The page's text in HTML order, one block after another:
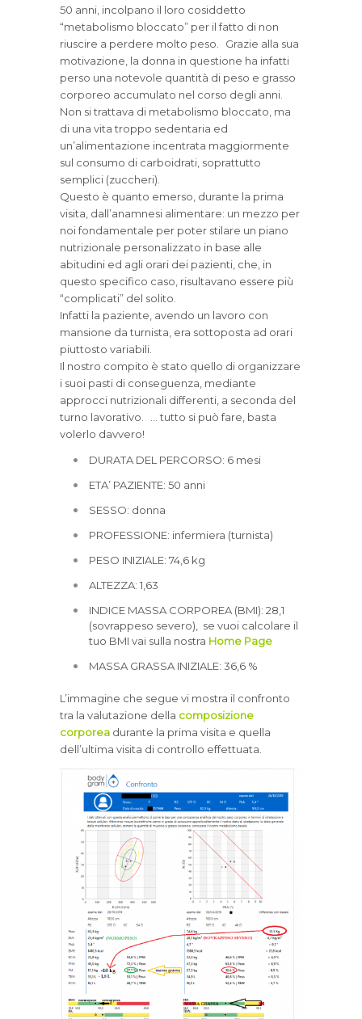
50 anni, incolpano il loro cosiddetto
“metabolismo bloccato” per il fatto di non
riuscire a perdere molto peso. Grazie alla sua
motivazione, la donna in questione ha infatti
perso una notevole quantità di peso e grasso
corporeo accumulato nel corso degli anni.
Non si trattava di metabolismo bloccato, ma
di una vita troppo sedentaria ed
un’alimentazione incentrata maggiormente
sul consumo di carboidrati, soprattutto
semplici (zuccheri).
Questo è quanto emerso, durante la prima
visita, dall’anamnesi alimentare: un mezzo per
noi fondamentale per poter stilare un piano
nutrizionale personalizzato in base alle
abitudini ed agli orari dei pazienti, che, in
questo specifico caso, risultavano essere più
“complicati” del solito.
Infatti la paziente, avendo un lavoro con
mansione da turnista, era sottoposta ad orari
piuttosto variabili.
Il nostro compito è stato quello di organizzare
i suoi pasti di conseguenza, mediante
approcci nutrizionali differenti, a seconda del
turno lavorativo. … tutto si può fare, basta
volerlo davvero!
DURATA DEL PERCORSO: 6 mesi
ETA’ PAZIENTE: 50 anni
SESSO: donna
PROFESSIONE: infermiera (turnista)
PESO INIZIALE: 74,6 kg
ALTEZZA: 1,63
INDICE MASSA CORPOREA (BMI): 28,1
(sovrappeso severo), se vuoi calcolare il
tuo BMI vai sulla nostra Home Page
MASSA GRASSA INIZIALE: 36,6 %
L’immagine che segue vi mostra il confronto
tra la valutazione della composizione
corporea durante la prima visita e quella
dell’ultima visita di controllo effettuata.